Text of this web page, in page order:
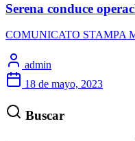
Serena conduce
COMUNICATO STAMPA
admin
18 de mayo, 2023
Buscar